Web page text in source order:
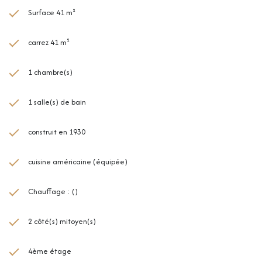
Surface 41 m²
carrez 41 m²
1 chambre(s)
1 salle(s) de bain
construit en 1930
cuisine américaine (équipée)
Chauffage : ()
2 côté(s) mitoyen(s)
4ème étage